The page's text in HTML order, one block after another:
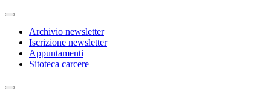
Archivio newsletter
Iscrizione newsletter
Appuntamenti
Sitoteca carcere